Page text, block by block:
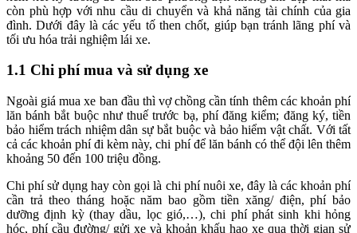
còn phù hợp với nhu cầu di chuyển và khả năng tài chính của gia
đình. Dưới đây là các yếu tố then chốt, giúp bạn tránh lãng phí và
tối ưu hóa trải nghiệm lái xe.
1.1 Chi phí mua và sử dụng xe
Ngoài giá mua xe ban đầu thì vợ chồng cần tính thêm các khoản phí
lăn bánh bắt buộc như thuế trước bạ, phí đăng kiểm; đăng ký, tiền
bảo hiểm trách nhiệm dân sự bắt buộc và bảo hiểm vật chất. Với tất
cả các khoản phí đi kèm này, chi phí để lăn bánh có thể đội lên thêm
khoảng 50 đến 100 triệu đồng.
Chi phí sử dụng hay còn gọi là chi phí nuôi xe, đây là các khoản phí
cần trả theo tháng hoặc năm bao gồm tiền xăng/ điện, phí bảo
dưỡng định kỳ (thay dầu, lọc gió,…), chi phí phát sinh khi hỏng
hóc, phí cầu đường/ gửi xe và khoản khấu hao xe qua thời gian sử